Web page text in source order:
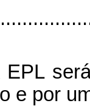
EPL
e por